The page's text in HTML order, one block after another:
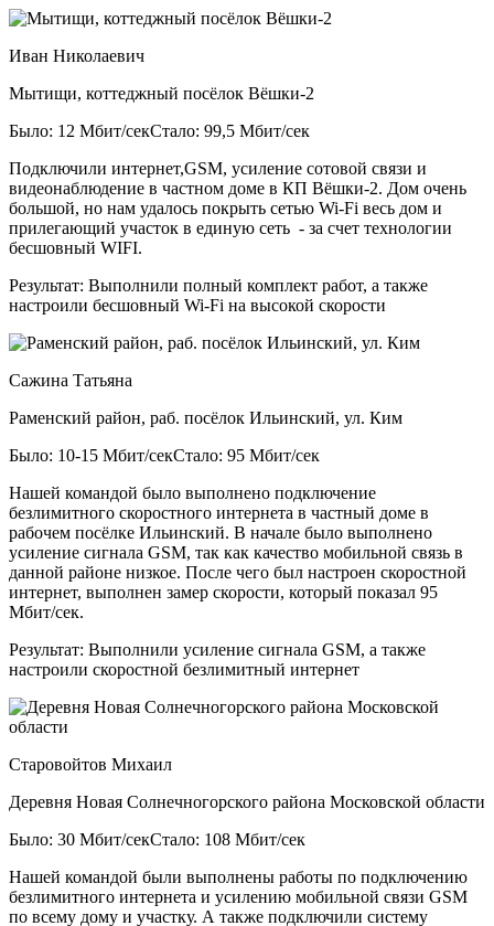
Иван Николаевич
Мытищи, коттеджный посёлок Вёшки-2
Было: 12 Мбит/секСтало: 99,5 Мбит/сек
Подключили интернет,GSM, усиление сотовой связи и
видеонаблюдение в частном доме в КП Вёшки-2. Дом очень
большой, но нам удалось покрыть сетью Wi-Fi весь дом и
прилегающий участок в единую сеть - за счет технологии
бесшовный WIFI.
Результат: Выполнили полный комплект работ, а также
настроили бесшовный Wi-Fi на высокой скорости
Сажина Татьяна
Раменский район, раб. посёлок Ильинский, ул. Ким
Было: 10-15 Мбит/секСтало: 95 Мбит/сек
Нашей командой было выполнено подключение
безлимитного скоростного интернета в частный доме в
рабочем посёлке Ильинский. В начале было выполнено
усиление сигнала GSM, так как качество мобильной связь в
данной районе низкое. После чего был настроен скоростной
интернет, выполнен замер скорости, который показал 95
Мбит/сек.
Результат: Выполнили усиление сигнала GSM, а также
настроили скоростной безлимитный интернет
Старовойтов Михаил
Деревня Новая Солнечногорского района Московской области
Было: 30 Мбит/секСтало: 108 Мбит/сек
Нашей командой были выполнены работы по подключению
безлимитного интернета и усилению мобильной связи GSM
по всему дому и участку. А также подключили систему